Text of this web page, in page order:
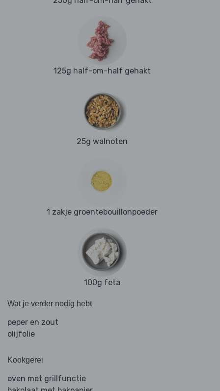
125g half-om-half gehakt
25g walnoten
1 zakje groentebouillonpoeder
100g feta
Wat je verder nodig hebt
peper en zout
olijfolie
Kookgerei
oven met grillfunctie